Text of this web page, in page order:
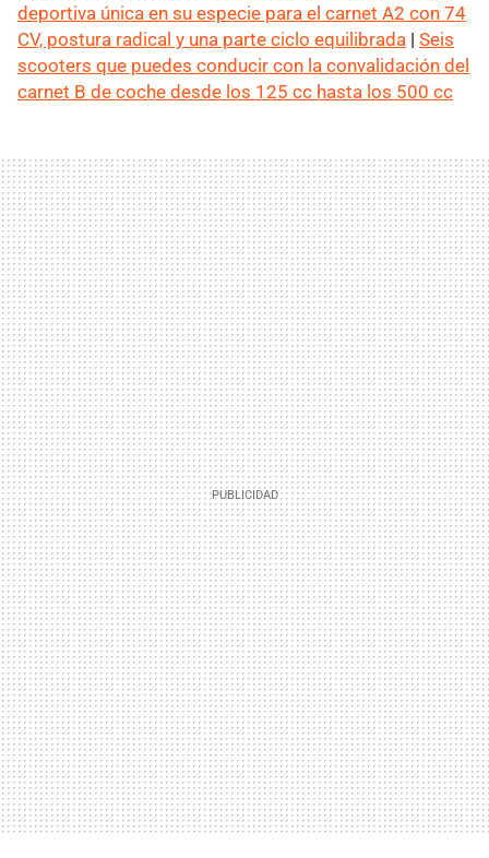
deportiva única en su especie para el carnet A2 con 74
CV, postura radical y una parte ciclo equilibrada | Seis
scooters que puedes conducir con la convalidación del
carnet B de coche desde los 125 cc hasta los 500 cc